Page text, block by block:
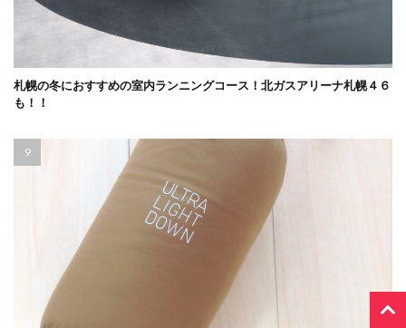
札幌の冬におすすめの室内ランニングコース！北ガスアリーナ札幌４６
も！！